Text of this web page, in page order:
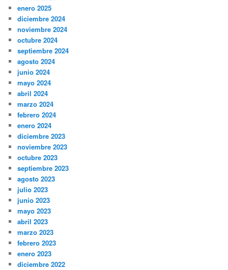
enero 2025
diciembre 2024
noviembre 2024
octubre 2024
septiembre 2024
agosto 2024
junio 2024
mayo 2024
abril 2024
marzo 2024
febrero 2024
enero 2024
diciembre 2023
noviembre 2023
octubre 2023
septiembre 2023
agosto 2023
julio 2023
junio 2023
mayo 2023
abril 2023
marzo 2023
febrero 2023
enero 2023
diciembre 2022